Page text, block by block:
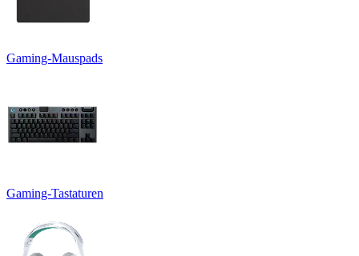
Gaming-Mauspads
Gaming-Tastaturen